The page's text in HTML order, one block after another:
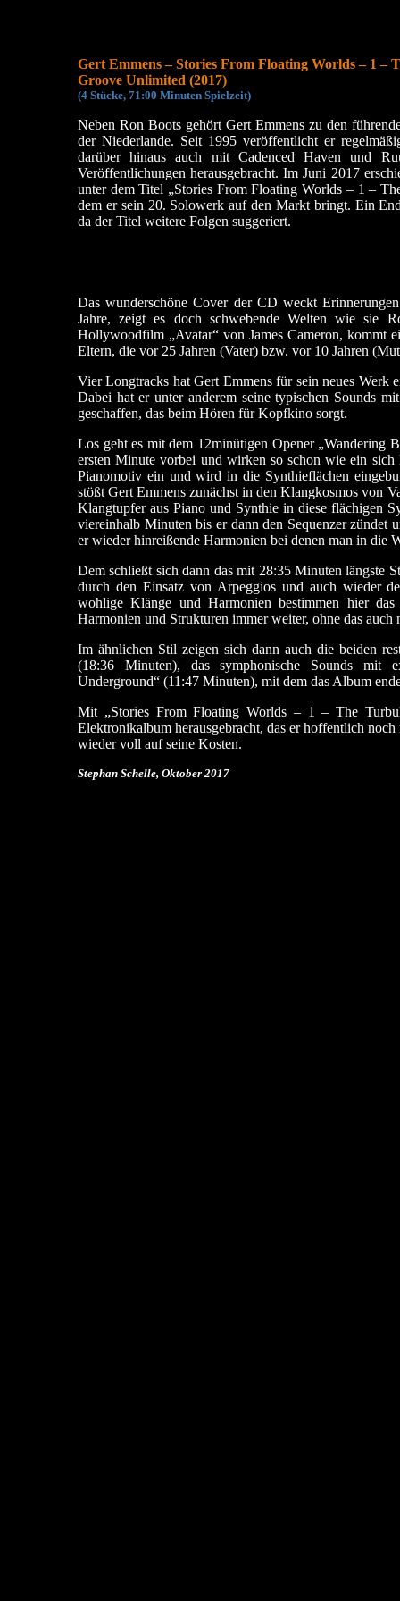
Gert Emmens – Stories From Floating Worlds – 1 –
Groove Unlimited (2017)
(4 Stücke, 71:00 Minuten Spielzeit)
Neben Ron Boots gehört Gert Emmens zu den
der Niederlande. Seit 1995 veröffentlicht er
darüber hinaus auch mit Cadenced Haven und
Veröffentlichungen herausgebracht. Im Juni 2017
unter dem Titel „Stories From Floating Worlds – 1 –
dem er sein 20. Solowerk auf den Markt bringt. Ein
da der Titel weitere Folgen suggeriert.
Das wunderschöne Cover der CD weckt
Jahre, zeigt es doch schwebende Welten wie sie
Hollywoodfilm „Avatar“ von James Cameron, kommt
Eltern, die vor 25 Jahren (Vater) bzw. vor 10 Jahren
Vier Longtracks hat Gert Emmens für sein neues Werk
Dabei hat er unter anderem seine typischen Sounds
geschaffen, das beim Hören für Kopfkino sorgt.
Los geht es mit dem 12minütigen Opener „Wandering
ersten Minute vorbei und wirken so schon wie ein sich
Pianomotiv ein und wird in die Synthieflächen
stößt Gert Emmens zunächst in den Klangkosmos von
Klangtupfer aus Piano und Synthie in diese flächigen
viereinhalb Minuten bis er dann den Sequenzer zündet
er wieder hinreißende Harmonien bei denen man in die
Dem schließt sich dann das mit 28:35 Minuten längste
durch den Einsatz von Arpeggios und auch wieder
wohlige Klänge und Harmonien bestimmen hier
Harmonien und Strukturen immer weiter, ohne das
Im ähnlichen Stil zeigen sich dann auch die beiden
(18:36 Minuten), das symphonische Sounds mit
Underground“ (11:47 Minuten), mit dem das Album
Mit „Stories From Floating Worlds – 1 – The
Elektronikalbum herausgebracht, das er hoffentlich
wieder voll auf seine Kosten.
Stephan Schelle, Oktober 2017